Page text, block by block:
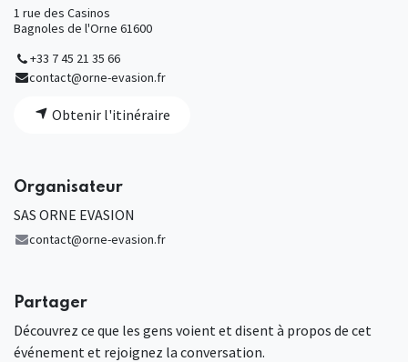
1 rue des Casinos
Bagnoles de l'Orne 61600
+33 7 45 21 35 66
contact@orne-evasion.fr
Obtenir l'itinéraire
Organisateur
SAS ORNE EVASION
contact@orne-evasion.fr
Partager
Découvrez ce que les gens voient et disent à propos de cet
événement et rejoignez la conversation.